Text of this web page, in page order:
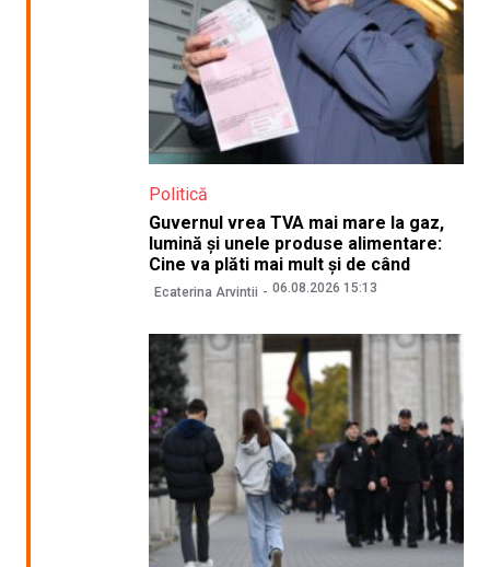
Politică
Guvernul vrea TVA mai mare la gaz,
lumină și unele produse alimentare:
Cine va plăti mai mult și de când
Ecaterina Arvintii 06.08.2026 15:13